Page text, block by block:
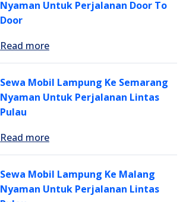
Nyaman Untuk Perjalanan Door To
Door
Read more
Sewa Mobil Lampung Ke Semarang
Nyaman Untuk Perjalanan Lintas
Pulau
Read more
Sewa Mobil Lampung Ke Malang
Nyaman Untuk Perjalanan Lintas